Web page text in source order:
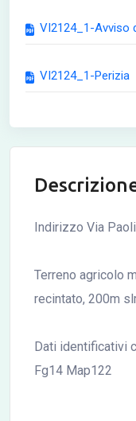
Indirizzo Via
Terreno agricolo
recintato, 200m
Dati identificativi
Fg14 Map122
VI2124_1-Avviso
VI2124_1-Perizia